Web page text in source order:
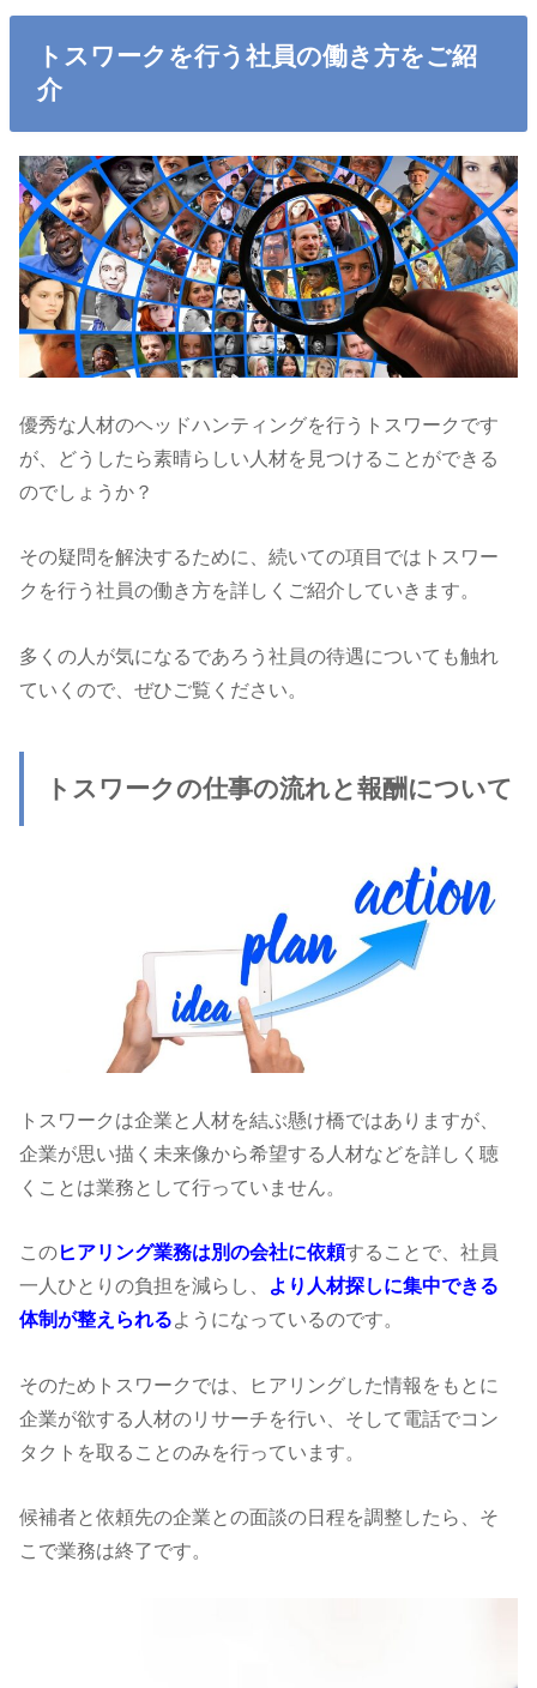
トスワークを行う社員の働き方をご紹
介
優秀な人材のヘッドハンティングを行うトスワークです
が、どうしたら素晴らしい人材を見つけることができる
のでしょうか？
その疑問を解決するために、続いての項目ではトスワー
クを行う社員の働き方を詳しくご紹介していきます。
多くの人が気になるであろう社員の待遇についても触れ
ていくので、ぜひご覧ください。
トスワークの仕事の流れと報酬について
トスワークは企業と人材を結ぶ懸け橋ではありますが、
企業が思い描く未来像から希望する人材などを詳しく聴
くことは業務として行っていません。
このヒアリング業務は別の会社に依頼することで、社員
一人ひとりの負担を減らし、 より人材探しに集中できる
体制が整えられるようになっているのです。
そのためトスワークでは、ヒアリングした情報をもとに
企業が欲する人材のリサーチを行い、そして電話でコン
タクトを取ることのみを行っています。
候補者と依頼先の企業との面談の日程を調整したら、そ
こで業務は終了です。